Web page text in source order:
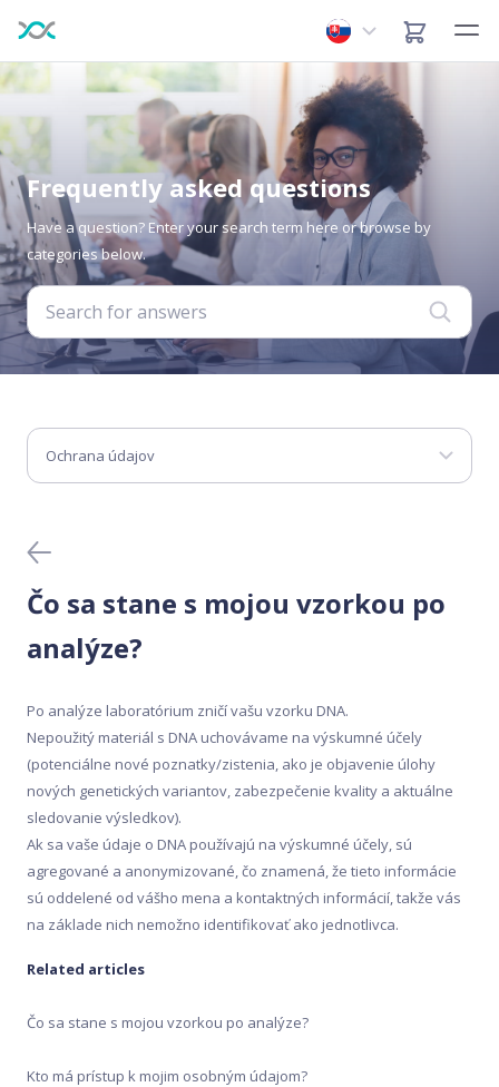
Frequently asked questions
Have a question? Enter your search term here or browse by
categories below.
Ochrana údajov
Krvné testy
Lekárske testy DNA
Meal Analyser
Mobilná aplikácia
Nákup a aktivácia
Výsledky testov
Čo sa stane s mojou vzorkou po
analýze?
Po analýze laboratórium zničí vašu vzorku DNA.
Nepoužitý materiál s DNA uchovávame na výskumné účely
(potenciálne nové poznatky/zistenia, ako je objavenie úlohy
nových genetických variantov, zabezpečenie kvality a aktuálne
sledovanie výsledkov).
Ak sa vaše údaje o DNA používajú na výskumné účely, sú
agregované a anonymizované, čo znamená, že tieto informácie
sú oddelené od vášho mena a kontaktných informácií, takže vás
na základe nich nemožno identifikovať ako jednotlivca.
Related articles
Čo sa stane s mojou vzorkou po analýze?
Kto má prístup k mojim osobným údajom?